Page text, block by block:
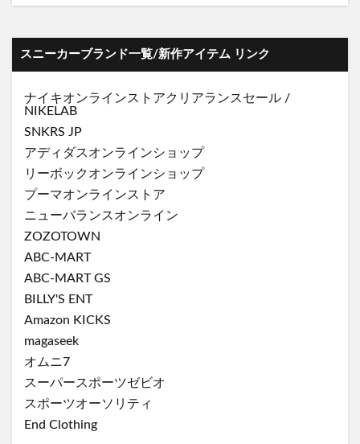
スニーカーブランド一覧/新作アイテム リンク
ナイキオンラインストアクリアランスセール /
NIKELAB
SNKRS JP
アディダスオンラインショップ
リーボックオンラインショップ
プーマオンラインストア
ニューバランスオンライン
ZOZOTOWN
ABC-MART
ABC-MART GS
BILLY'S ENT
Amazon KICKS
magaseek
オムニ7
スーパースポーツゼビオ
スポーツオーソリティ
End Clothing